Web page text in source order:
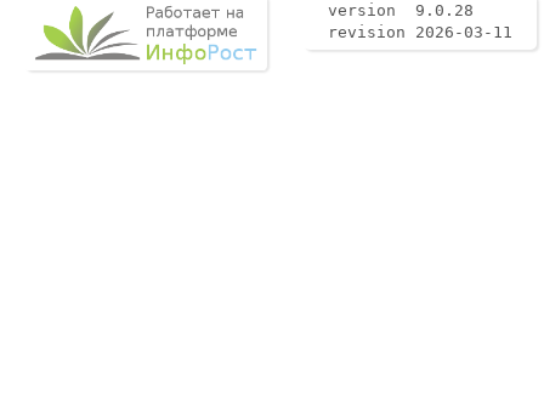
version 9.0.28
revision 2026-03-11